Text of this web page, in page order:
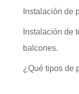
Instalación de
Instalación de
balcones.
¿Qué tipos de